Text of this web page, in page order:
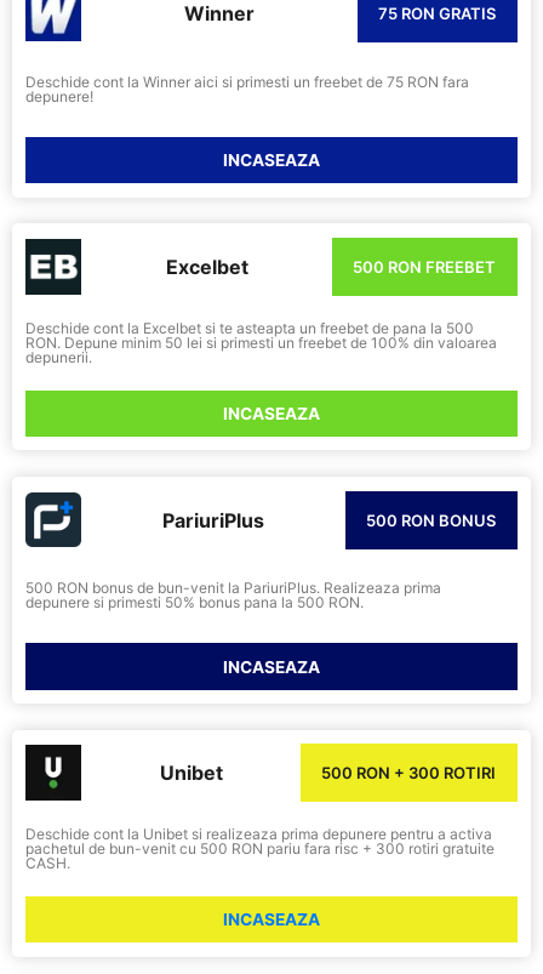
Winner 75 RON GRATIS
Deschide cont la Winner aici si primesti un freebet de 75 RON fara
depunere!
INCASEAZA
Excelbet 500 RON FREEBET
Deschide cont la Excelbet si te asteapta un freebet de pana la 500
RON. Depune minim 50 lei si primesti un freebet de 100% din valoarea
depunerii.
INCASEAZA
PariuriPlus 500 RON BONUS
500 RON bonus de bun-venit la PariuriPlus. Realizeaza prima
depunere si primesti 50% bonus pana la 500 RON.
INCASEAZA
Unibet 500 RON + 300 ROTIRI
Deschide cont la Unibet si realizeaza prima depunere pentru a activa
pachetul de bun-venit cu 500 RON pariu fara risc + 300 rotiri gratuite
CASH.
INCASEAZA